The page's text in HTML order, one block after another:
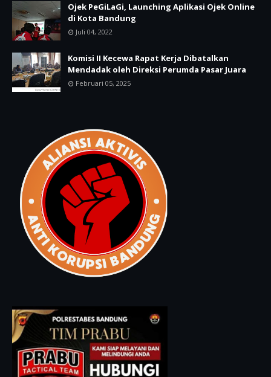
Ojek PeGiLaGi, Launching Aplikasi Ojek Online
di Kota Bandung
Juli 04, 2022
Komisi II Kecewa Rapat Kerja Dibatalkan
Mendadak oleh Direksi Perumda Pasar Juara
Februari 05, 2025